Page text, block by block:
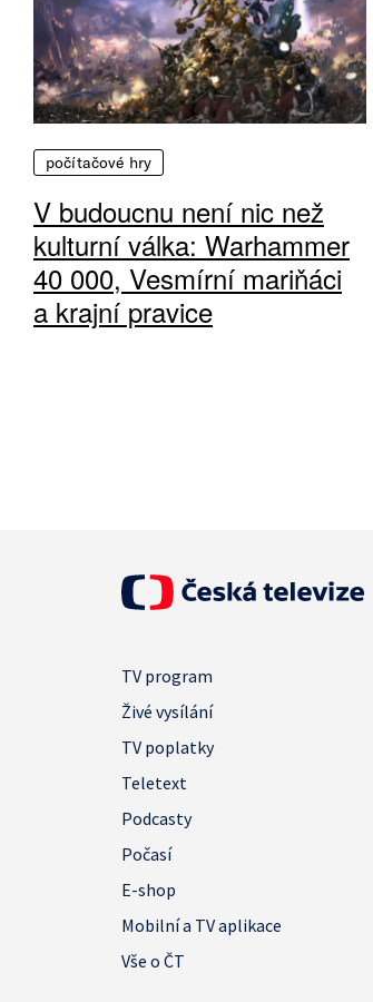
počítačové hry
V budoucnu není nic než
kulturní válka: Warhammer
40 000, Vesmírní mariňáci
a krajní pravice
TV program
Živé vysílání
TV poplatky
Teletext
Podcasty
Počasí
E-shop
Mobilní a TV aplikace
Vše o ČT